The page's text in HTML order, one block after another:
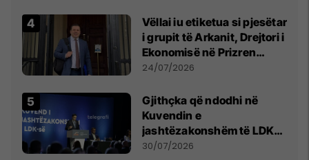
Vëllai iu etiketua si pjesëtar
i grupit të Arkanit, Drejtori i
Ekonomisë në Prizren
mohon pretendimet
24/07/2026
Gjithçka që ndodhi në
Kuvendin e
jashtëzakonshëm të LDK-
së
30/07/2026